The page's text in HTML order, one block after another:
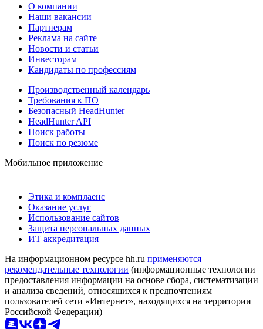
О компании
Наши вакансии
Партнерам
Реклама на сайте
Новости и статьи
Инвесторам
Кандидаты по профессиям
Производственный календарь
Требования к ПО
Безопасный HeadHunter
HeadHunter API
Поиск работы
Поиск по резюме
Мобильное приложение
Этика и комплаенс
Оказание услуг
Использование сайтов
Защита персональных данных
ИТ аккредитация
На информационном ресурсе hh.ru применяются
рекомендательные технологии (информационные технологии
предоставления информации на основе сбора, систематизации
и анализа сведений, относящихся к предпочтениям
пользователей сети «Интернет», находящихся на территории
Российской Федерации)